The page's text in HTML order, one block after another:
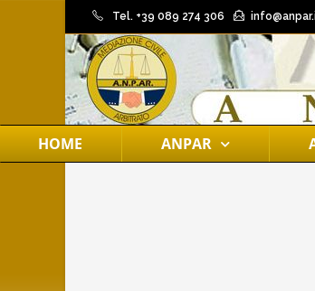
Tel. +39 089 274 306
HOME ANPAR